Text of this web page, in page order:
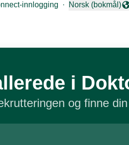
innlogging ·
Endre språk
Norsk (bokmål)
i
og finne